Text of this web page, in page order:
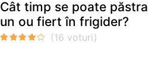
Cât timp se poate păstra
un ou fiert în frigider?